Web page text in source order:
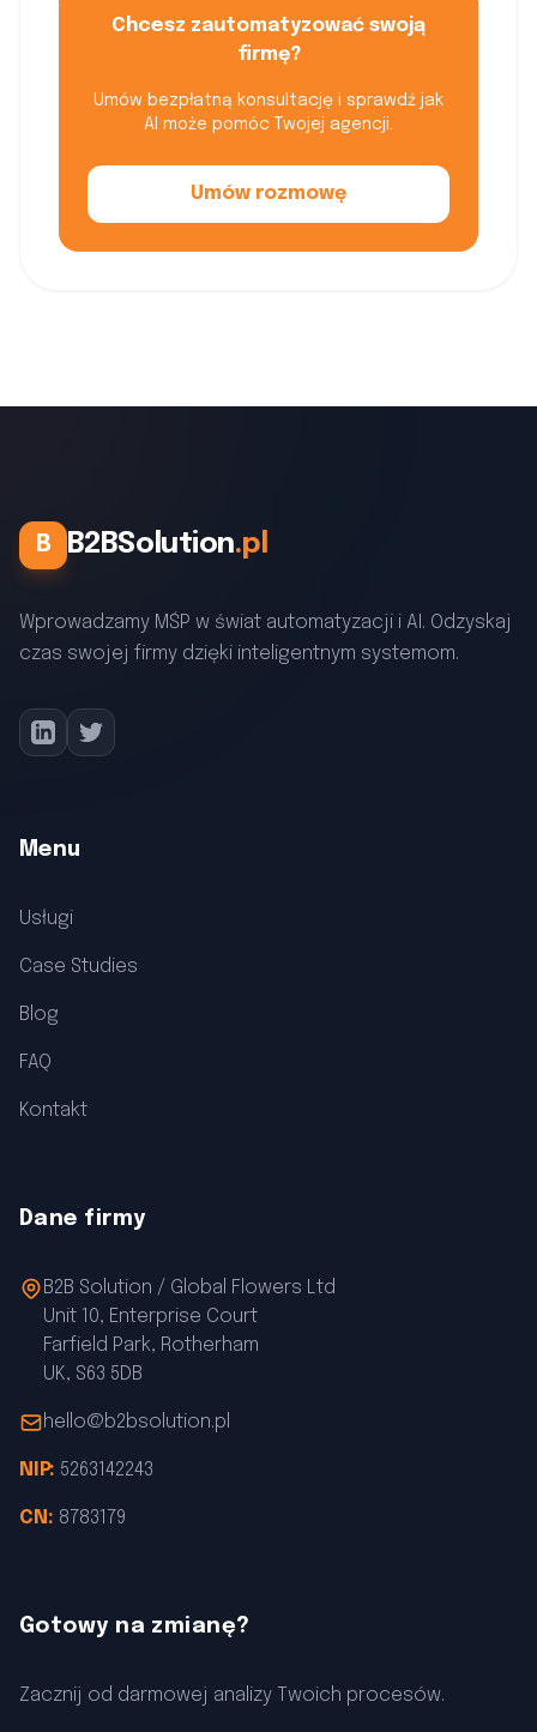
Chcesz zautomatyzować swoją
firmę?
Umów bezpłatną konsultację i sprawdź jak
AI może pomóc Twojej agencji.
Umów rozmowę
B B2BSolution.pl
Wprowadzamy MŚP w świat automatyzacji i AI. Odzyskaj
czas swojej firmy dzięki inteligentnym systemom.
Menu
Usługi
Case Studies
Blog
FAQ
Kontakt
Dane firmy
B2B Solution / Global Flowers Ltd
Unit 10, Enterprise Court
Farfield Park, Rotherham
UK, S63 5DB
hello@b2bsolution.pl
NIP: 5263142243
CN: 8783179
Gotowy na zmianę?
Zacznij od darmowej analizy Twoich procesów.